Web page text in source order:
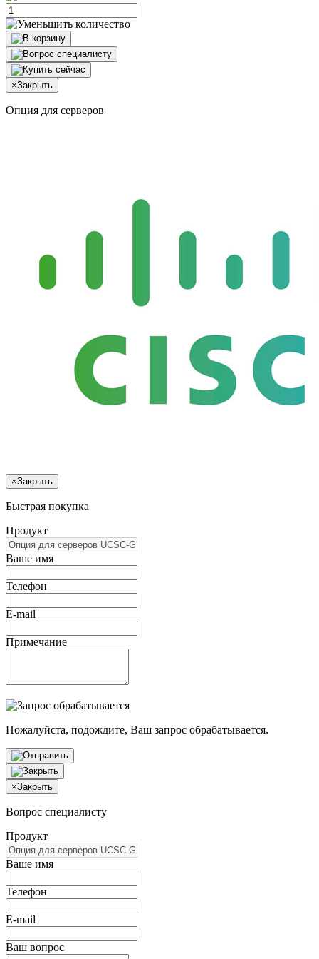
×Закрыть
Опция для серверов
×Закрыть
Быстрая покупка
Продукт
Ваше имя
Телефон
E-mail
Примечание
Пожалуйста, подождите, Ваш запрос обрабатывается.
×Закрыть
Вопрос специалисту
Продукт
Ваше имя
Телефон
E-mail
Ваш вопрос